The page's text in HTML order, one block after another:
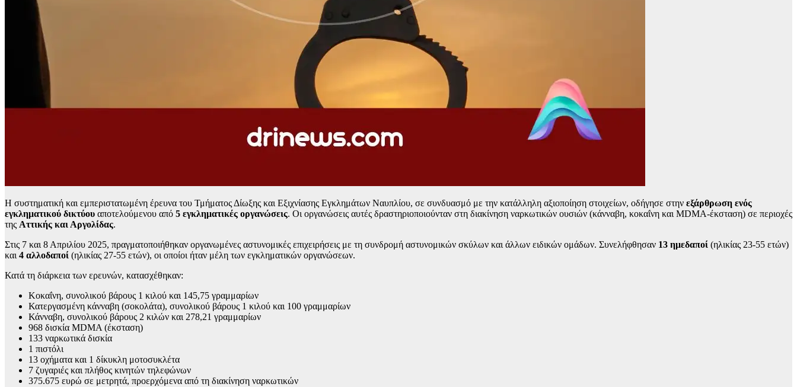
Η συστηματική και εμπεριστατωμένη έρευνα του Τμήματος Δίωξης και Εξιχνίασης Εγκλημάτων Ναυπλίου, σε συνδυασμό με την κατάλληλη αξιοποίηση στοιχείων, οδήγησε στην εξάρθρωση ενός
εγκληματικού δικτύου αποτελούμενου από 5 εγκληματικές οργανώσεις. Οι οργανώσεις αυτές δραστηριοποιούνταν στη διακίνηση ναρκωτικών ουσιών (κάνναβη, κοκαΐνη και MDMA-έκσταση) σε περιοχές
της Αττικής και Αργολίδας.
Στις 7 και 8 Απριλίου 2025, πραγματοποιήθηκαν οργανωμένες αστυνομικές επιχειρήσεις με τη συνδρομή αστυνομικών σκύλων και άλλων ειδικών ομάδων. Συνελήφθησαν 13 ημεδαποί (ηλικίας 23-55 ετών)
και4 αλλοδαποί (ηλικίας 27-55 ετών), οι οποίοι ήταν μέλη των εγκληματικών οργανώσεων.
Κατά τη διάρκεια των ερευνών, κατασχέθηκαν:
Κοκαΐνη, συνολικού βάρους 1 κιλού και 145,75 γραμμαρίων
Κατεργασμένη κάνναβη (σοκολάτα), συνολικού βάρους 1 κιλού και 100 γραμμαρίων
Κάνναβη, συνολικού βάρους 2 κιλών και 278,21 γραμμαρίων
968 δισκία MDMA (έκσταση)
133 ναρκωτικά δισκία
1 πιστόλι
13 οχήματα και 1 δίκυκλη μοτοσυκλέτα
7 ζυγαριές και πλήθος κινητών τηλεφώνων
375.675 ευρώ σε μετρητά, προερχόμενα από τη διακίνηση ναρκωτικών